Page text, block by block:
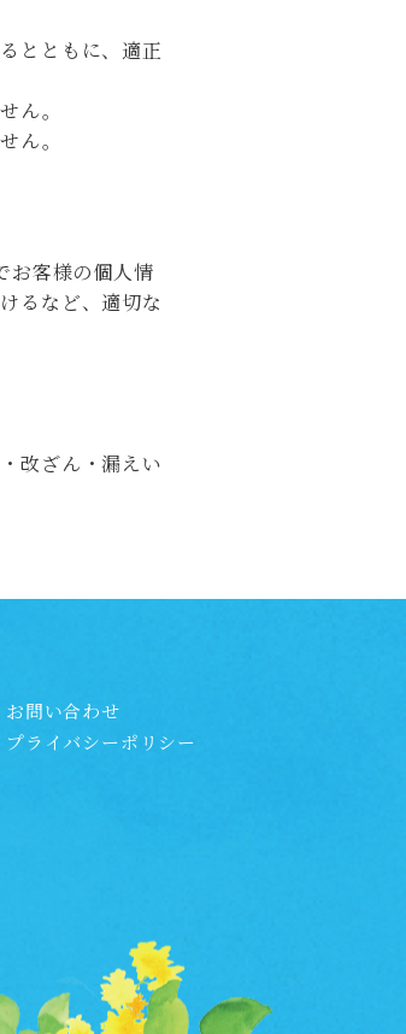
とともに、適正
ん。
ん。
お客様の個人情
るなど、適切な
改ざん・漏えい
お問い合わせ
プライバシーポリシー